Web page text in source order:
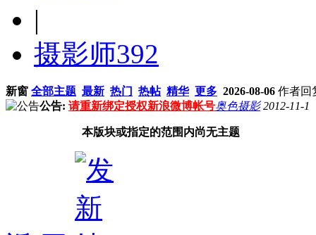
|
摄影师392
新窗 全部主题 最新 热门 热帖 精华 更多 2026-08-06 作者回
公告: 请重新绑定授权新浪微博帐号奥色摄影 2012-11-1
本版块或指定的范围内尚无主题